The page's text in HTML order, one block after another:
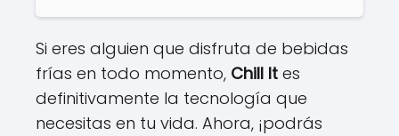
Si eres alguien que disfruta de bebidas
frías en todo momento, Chill It es
definitivamente la tecnología que
necesitas en tu vida. Ahora, ¡podrás